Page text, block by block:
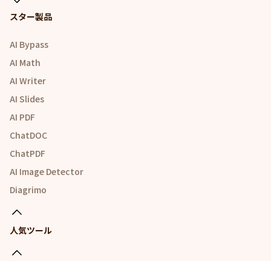
スター製品
AI Bypass
AI Math
AI Writer
AI Slides
AI PDF
ChatDOC
ChatPDF
AI Image Detector
Diagrimo
人気ツール